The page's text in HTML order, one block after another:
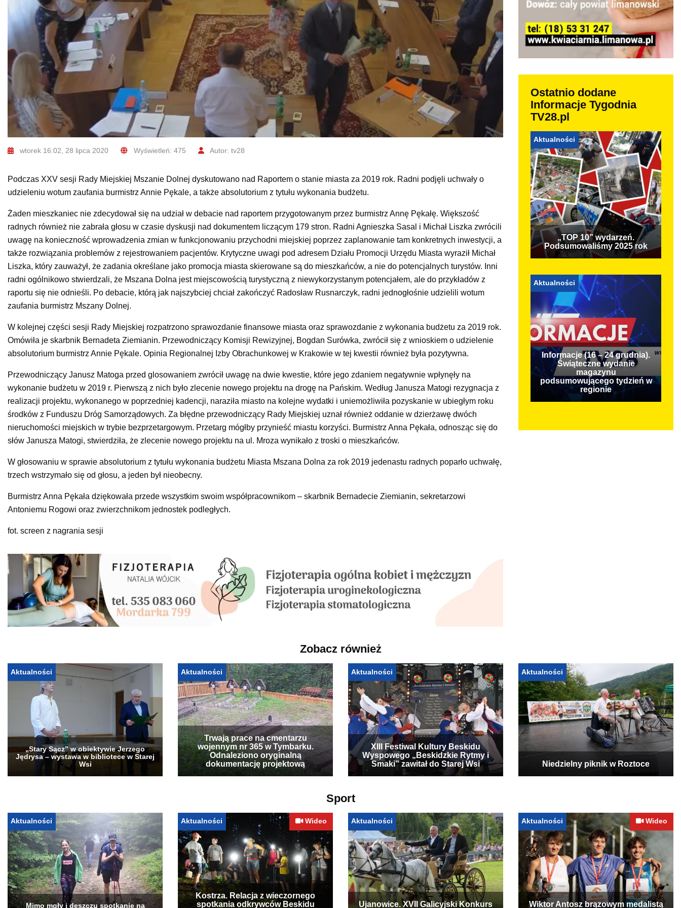
wtorek 16:02, 28 lipca 2020 Wyświetleń: 475 Autor: tv28
Podczas XXV sesji Rady Miejskiej Mszanie Dolnej dyskutowano nad Raportem o stanie miasta za 2019 rok. Radni podjęli uchwały o
udzieleniu wotum zaufania burmistrz Annie Pękale, a także absolutorium z tytułu wykonania budżetu.
Żaden mieszkaniec nie zdecydował się na udział w debacie nad raportem przygotowanym przez burmistrz Annę Pękałę. Większość
radnych również nie zabrała głosu w czasie dyskusji nad dokumentem liczącym 179 stron. Radni Agnieszka Sasal i Michał Liszka zwrócili
uwagę na konieczność wprowadzenia zmian w funkcjonowaniu przychodni miejskiej poprzez zaplanowanie tam konkretnych inwestycji, a
także rozwiązania problemów z rejestrowaniem pacjentów. Krytyczne uwagi pod adresem Działu Promocji Urzędu Miasta wyraził Michał
Liszka, który zauważył, że zadania określane jako promocja miasta skierowane są do mieszkańców, a nie do potencjalnych turystów. Inni
radni ogólnikowo stwierdzali, że Mszana Dolna jest miejscowością turystyczną z niewykorzystanym potencjałem, ale do przykładów z
raportu się nie odnieśli. Po debacie, którą jak najszybciej chciał zakończyć Radosław Rusnarczyk, radni jednogłośnie udzielili wotum
zaufania burmistrz Mszany Dolnej.
W kolejnej części sesji Rady Miejskiej rozpatrzono sprawozdanie finansowe miasta oraz sprawozdanie z wykonania budżetu za 2019 rok.
Omówiła je skarbnik Bernadeta Ziemianin. Przewodniczący Komisji Rewizyjnej, Bogdan Surówka, zwrócił się z wnioskiem o udzielenie
absolutorium burmistrz Annie Pękale. Opinia Regionalnej Izby Obrachunkowej w Krakowie w tej kwestii również była pozytywna.
Przewodniczący Janusz Matoga przed glosowaniem zwrócił uwagę na dwie kwestie, które jego zdaniem negatywnie wpłynęły na
wykonanie budżetu w 2019 r. Pierwszą z nich było zlecenie nowego projektu na drogę na Pańskim. Według Janusza Matogi rezygnacja z
realizacji projektu, wykonanego w poprzedniej kadencji, naraziła miasto na kolejne wydatki i uniemożliwiła pozyskanie w ubiegłym roku
środków z Funduszu Dróg Samorządowych. Za błędne przewodniczący Rady Miejskiej uznał również oddanie w dzierżawę dwóch
nieruchomości miejskich w trybie bezprzetargowym. Przetarg mógłby przynieść miastu korzyści. Burmistrz Anna Pękała, odnosząc się do
słów Janusza Matogi, stwierdziła, że zlecenie nowego projektu na ul. Mroza wynikało z troski o mieszkańców.
W głosowaniu w sprawie absolutorium z tytułu wykonania budżetu Miasta Mszana Dolna za rok 2019 jedenastu radnych poparło uchwałę,
trzech wstrzymało się od głosu, a jeden był nieobecny.
Burmistrz Anna Pękała dziękowała przede wszystkim swoim współpracownikom – skarbnik Bernadecie Ziemianin, sekretarzowi
Antoniemu Rogowi oraz zwierzchnikom jednostek podległych.
fot. screen z nagrania sesji
Ostatnio dodane
Informacje Tygodnia
TV28.pl
Aktualności
„TOP 10” wydarzeń.
Podsumowaliśmy 2025 rok
Aktualności
Informacje (16 – 24 grudnia).
Świąteczne wydanie
magazynu
podsumowującego tydzień w
regionie
Zobacz również
Aktualności
„Stary Sącz” w obiektywie Jerzego
Jędrysa – wystawa w bibliotece w Starej
Wsi
Aktualności
Trwają prace na cmentarzu
wojennym nr 365 w Tymbarku.
Odnaleziono oryginalną
dokumentację projektową
Aktualności
XIII Festiwal Kultury Beskidu
Wyspowego „Beskidzkie Rytmy i
Smaki” zawitał do Starej Wsi
Aktualności
Niedzielny piknik w Roztoce
Sport
Aktualności Aktualności Wideo
Kostrza. Relacja z wieczornego
Aktualności Aktualności Wideo